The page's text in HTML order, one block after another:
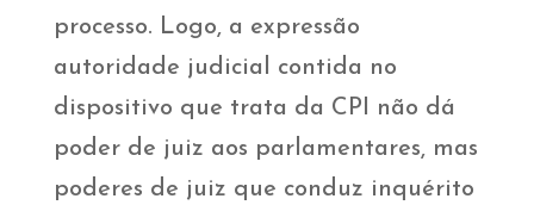
processo. Logo, a expressão
autoridade judicial contida no
dispositivo que trata da CPI não dá
poder de juiz aos parlamentares, mas
poderes de juiz que conduz inquérito